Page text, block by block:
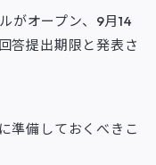
がオープン、9月14
答提出期限と発表さ
準備しておくべきこ